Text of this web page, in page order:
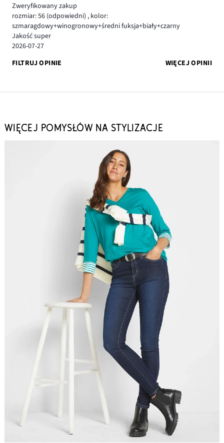
Zweryfikowany zakup
rozmiar: 56 (odpowiedni) , kolor:
szmaragdowy+winogronowy+średni fuksja+biały+czarny
Jakość super
2026-07-27
FILTRUJ OPINIE
WIĘCEJ OPINII
WIĘCEJ POMYSŁÓW NA STYLIZACJE